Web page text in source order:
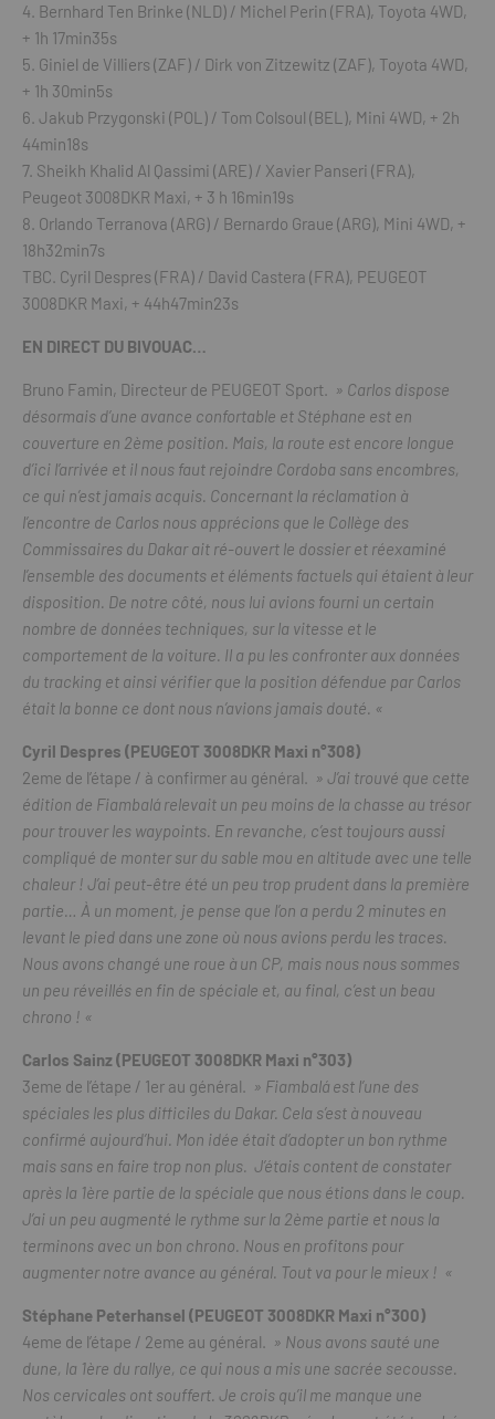
4. Bernhard Ten Brinke (NLD) / Michel Perin (FRA), Toyota 4WD,
+ 1h 17min35s
5. Giniel de Villiers (ZAF) / Dirk von Zitzewitz (ZAF), Toyota 4WD,
+ 1h 30min5s
6. Jakub Przygonski (POL) / Tom Colsoul (BEL), Mini 4WD, + 2h
44min18s
7. Sheikh Khalid Al Qassimi (ARE) / Xavier Panseri (FRA),
Peugeot 3008DKR Maxi, + 3 h 16min19s
8. Orlando Terranova (ARG) / Bernardo Graue (ARG), Mini 4WD, +
18h32min7s
TBC. Cyril Despres (FRA) / David Castera (FRA), PEUGEOT
3008DKR Maxi, + 44h47min23s
EN DIRECT DU BIVOUAC…
Bruno Famin, Directeur de PEUGEOT Sport. » Carlos dispose
désormais d’une avance confortable et Stéphane est en
couverture en 2ème position. Mais, la route est encore longue
d’ici l’arrivée et il nous faut rejoindre Cordoba sans encombres,
ce qui n’est jamais acquis. Concernant la réclamation à
l’encontre de Carlos nous apprécions que le Collège des
Commissaires du Dakar ait ré-ouvert le dossier et réexaminé
l’ensemble des documents et éléments factuels qui étaient à leur
disposition. De notre côté, nous lui avions fourni un certain
nombre de données techniques, sur la vitesse et le
comportement de la voiture. Il a pu les confronter aux données
du tracking et ainsi vérifier que la position défendue par Carlos
était la bonne ce dont nous n’avions jamais douté. «
Cyril Despres (PEUGEOT 3008DKR Maxi n°308)
2eme de l’étape / à confirmer au général. » J’ai trouvé que cette
édition de Fiambalá relevait un peu moins de la chasse au trésor
pour trouver les waypoints. En revanche, c’est toujours aussi
compliqué de monter sur du sable mou en altitude avec une telle
chaleur ! J’ai peut-être été un peu trop prudent dans la première
partie… À un moment, je pense que l’on a perdu 2 minutes en
levant le pied dans une zone où nous avions perdu les traces.
Nous avons changé une roue à un CP, mais nous nous sommes
un peu réveillés en fin de spéciale et, au final, c’est un beau
chrono ! «
Carlos Sainz (PEUGEOT 3008DKR Maxi n°303)
3eme de l’étape / 1er au général. » Fiambalá est l’une des
spéciales les plus difficiles du Dakar. Cela s’est à nouveau
confirmé aujourd’hui. Mon idée était d’adopter un bon rythme
mais sans en faire trop non plus. J’étais content de constater
après la 1ère partie de la spéciale que nous étions dans le coup.
J’ai un peu augmenté le rythme sur la 2ème partie et nous la
terminons avec un bon chrono. Nous en profitons pour
augmenter notre avance au général. Tout va pour le mieux ! «
Stéphane Peterhansel (PEUGEOT 3008DKR Maxi n°300)
4eme de l’étape / 2eme au général. » Nous avons sauté une
dune, la 1ère du rallye, ce qui nous a mis une sacrée secousse.
Nos cervicales ont souffert. Je crois qu’il me manque une